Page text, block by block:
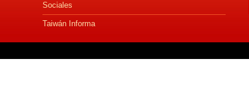
Sociales
Taiwán Informa